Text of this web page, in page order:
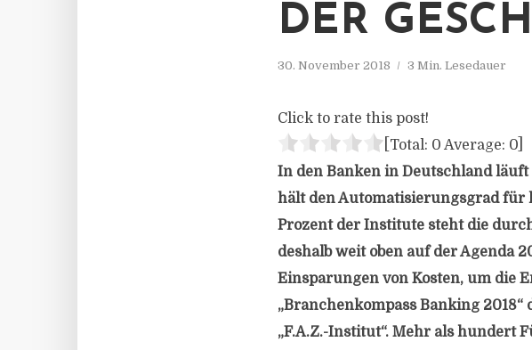
DER
30. November 2018 3 Min. Lesedauer
Click to rate this post!
[Total: 0 Average: 0
In den Banken in Deutschland
hält den Automatisierungsgrad für
Prozent der Institute steht die
deshalb weit oben auf der Agenda
Einsparungen von Kosten, um die
„Branchenkompass Banking
„F.A.Z.-Institut“. Mehr als hundert